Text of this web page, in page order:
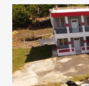
Previous